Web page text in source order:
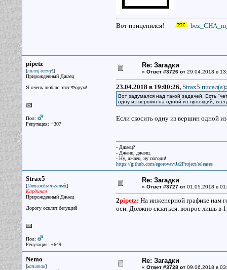
Вот прицепился!
pipetz
[пипец всему!]
Прирожденный Джаец
Я очень люблю этот Форум!
Пол:
Репутация: +307
Re: Загадки
« Ответ #3726 от29.04.2018 в
23.04.2018 в 19:00:26, Strax5 писал(a):
Вот задумался над такой задачей. Есть
одну из вершин на одной из проекций,
Если скосить одну из вершин одной
- Джаец?
- Джаиц, джаиц.
- Ну, джаец, ну погоди!
https://github.com/egorovav/Ja2Project/releases
Strax5
[Пятижды пуганый]
Кардинал
Прирожденный Джаец
Дорогу осилит бегущий
Пол:
Репутация: +649
Re: Загадки
« Ответ #3727 от01.05.2018 в
2pipetz: На инженерной графике нам
оси. Должно скзаться. вопрос лишь в
Nemo
[капитан]
Re: Загадки
« Ответ #3728 от09.06.2018 в